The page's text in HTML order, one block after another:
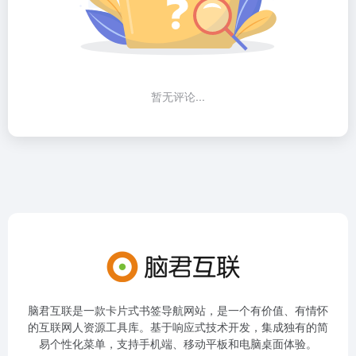
暂无评论...
脑君互联是一款卡片式书签导航网站，是一个有价值、有情怀
的互联网人资源工具库。基于响应式技术开发，集成独有的简
易个性化菜单，支持手机端、移动平板和电脑桌面体验。